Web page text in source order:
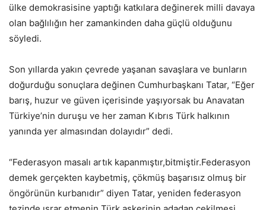
ülke demokrasisine yaptığı katkılara değinerek milli davaya
olan bağlılığın her zamankinden daha güçlü olduğunu
söyledi.
Son yıllarda yakın çevrede yaşanan savaşlara ve bunların
doğurduğu sonuçlara değinen Cumhurbaşkanı Tatar, “Eğer
barış, huzur ve güven içerisinde yaşıyorsak bu Anavatan
Türkiye’nin duruşu ve her zaman Kıbrıs Türk halkının
yanında yer almasından dolayıdır” dedi.
“Federasyon masalı artık kapanmıştır,bitmiştir.Federasyon
demek gerçekten kaybetmiş, çökmüş başarısız olmuş bir
öngörünün kurbanıdır” diyen Tatar, yeniden federasyon